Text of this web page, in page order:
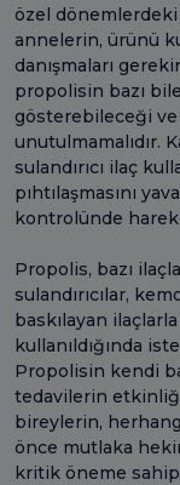
özel dönemlerdeki
annelerin, ürünü
danışmaları
propolisin bazı
gösterebileceği
unutulmamalıdır.
sulandırıcı ilaç
pıhtılaşmasını
kontrolünde
Propolis, bazı
sulandırıcılar,
baskılayan
kullanıldığında
Propolisin kendi
tedavilerin
bireylerin,
önce mutlaka
kritik öneme